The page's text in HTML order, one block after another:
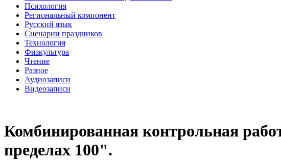
Психология
Региональный компонент
Русский язык
Сценарии праздников
Технология
Физкультура
Чтение
Разное
Аудиозаписи
Видеозаписи
Комбинированная контрольная
пределах 100".